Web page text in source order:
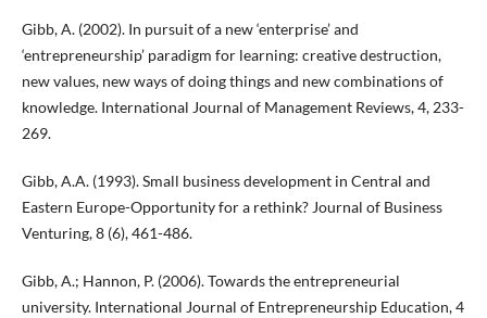
Gibb, A. (2002). In pursuit of a new ‘enterprise’ and
‘entrepreneurship’ paradigm for learning: creative destruction,
new values, new ways of doing things and new combinations of
knowledge. International Journal of Management Reviews, 4, 233-
269.
Gibb, A.A. (1993). Small business development in Central and
Eastern Europe-Opportunity for a rethink? Journal of Business
Venturing, 8 (6), 461-486.
Gibb, A.; Hannon, P. (2006). Towards the entrepreneurial
university. International Journal of Entrepreneurship Education, 4